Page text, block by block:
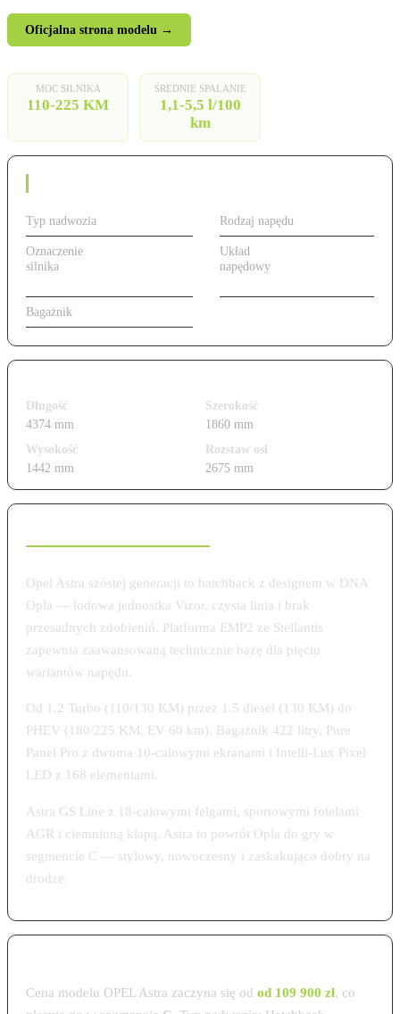
Oficjalna strona modelu →
MOC SILNIKA
110-225 KM
ŚREDNIE SPALANIE
1,1-5,5 l/100
km
Typ nadwozia Rodzaj napędu
Oznaczenie
silnika
Układ
napędowy
Bagażnik
Długość
4374 mm
Szerokość
1860 mm
Wysokość
1442 mm
Rozstaw osi
2675 mm
Opel Astra szóstej generacji to hatchback z designem w DNA
Opla — lodowa jednostka Vizor, czysta linia i brak
przesadnych zdobieniń. Platforma EMP2 ze Stellantis
zapewnia zaawansowaną technicznie bazę dla pięciu
wariantów napędu.
Od 1.2 Turbo (110/130 KM) przez 1.5 diesel (130 KM) do
PHEV (180/225 KM, EV 60 km). Bagażnik 422 litry, Pure
Panel Pro z dwoma 10-calowymi ekranami i Intelli-Lux Pixel
LED z 168 elementami.
Astra GS Line z 18-calowymi felgami, sportowymi fotelami
AGR i ciemnioną klapą. Astra to powrót Opla do gry w
segmencie C — stylowy, nowoczesny i zaskakująco dobry na
drodze.
Cena modelu OPEL Astra zaczyna się od od 109 900 zł, co